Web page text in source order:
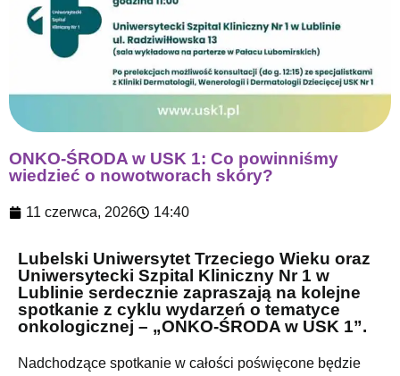
ONKO-ŚRODA w USK 1: Co powinniśmy
wiedzieć o nowotworach skóry?
11 czerwca, 2026 14:40
Lubelski Uniwersytet Trzeciego Wieku oraz
Uniwersytecki Szpital Kliniczny Nr 1 w
Lublinie serdecznie zapraszają na kolejne
spotkanie z cyklu wydarzeń o tematyce
onkologicznej – „ONKO-ŚRODA w USK 1”.
Nadchodzące spotkanie w całości poświęcone będzie